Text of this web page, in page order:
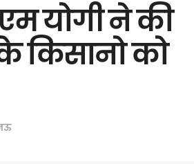
योगी ने की
किसानो को